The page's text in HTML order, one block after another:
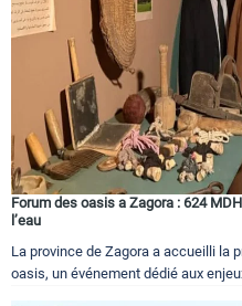
Forum des oasis a Zagora : 624
l’eau
La province de Zagora a accueilli la
oasis, un événement dédié aux